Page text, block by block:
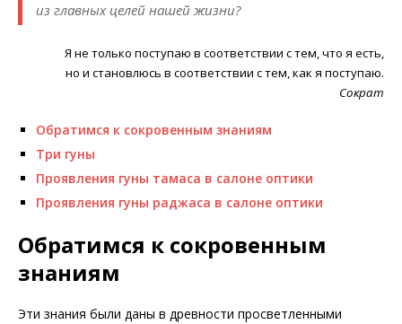
из главных целей нашей жизни?
Я не только поступаю в соответствии с тем, что я есть,
но и становлюсь в соответствии с тем, как я поступаю.
Сократ
Обратимся к сокровенным знаниям
Три гуны
Проявления гуны тамаса в салоне оптики
Проявления гуны раджаса в салоне оптики
Обратимся к сокровенным
знаниям
Эти знания были даны в древности просветленными